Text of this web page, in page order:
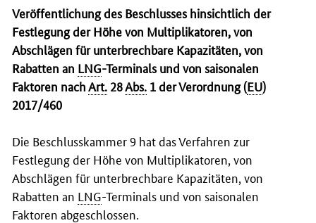
Veröffentlichung des Beschlusses hinsichtlich der
Festlegung der Höhe von Multiplikatoren, von
Abschlägen für unterbrechbare Kapazitäten, von
Rabatten an LNG-Terminals und von saisonalen
Faktoren nachArt. 28Abs. 1 der Verordnung (EU)
2017/460
Die Beschlusskammer 9 hat das Verfahren zur
Festlegung der Höhe von Multiplikatoren, von
Abschlägen für unterbrechbare Kapazitäten, von
Rabatten an LNG-Terminals und von saisonalen
Faktoren abgeschlossen.